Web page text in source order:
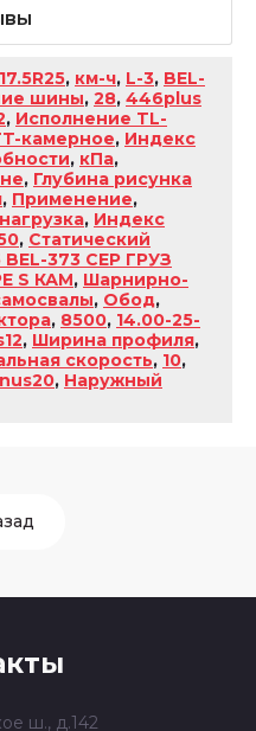
17.5R25, км-ч, L-3, BEL-
шины, 28, 446plus
, Исполнение TL-
камерное, Индекс
, кПа,
, Глубина рисунка
, Применение,
, Индекс
, Статический
BEL-373 СЕР ГРУЗ
S КАМ, Шарнирно-
, Обод,
, 8500, 14.00-25-
, Ширина профиля,
скорость, 10,
, Наружный
ш., д.142